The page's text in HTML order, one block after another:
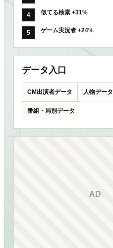
似てる検索 +31%
ゲーム実況者 +24%
データ入口
CM出演者データ 人物データ
番組・局別データ
AD